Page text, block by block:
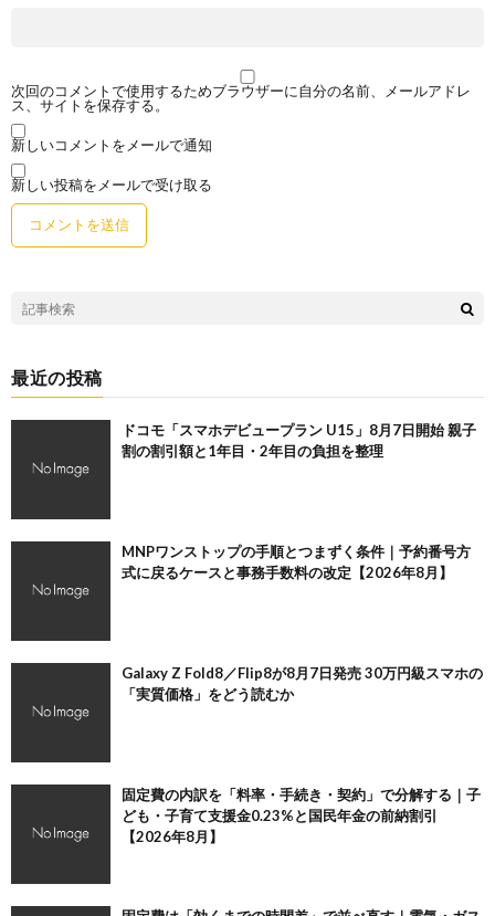
次回のコメントで使用するためブラウザーに自分の名前、メールアドレ
ス、サイトを保存する。
新しいコメントをメールで通知
新しい投稿をメールで受け取る
最近の投稿
ドコモ「スマホデビュープラン U15」8月7日開始 親子
割の割引額と1年目・2年目の負担を整理
MNPワンストップの手順とつまずく条件｜予約番号方
式に戻るケースと事務手数料の改定【2026年8月】
Galaxy Z Fold8／Flip8が8月7日発売 30万円級スマホの
「実質価格」をどう読むか
固定費の内訳を「料率・手続き・契約」で分解する｜子
ども・子育て支援金0.23%と国民年金の前納割引
【2026年8月】